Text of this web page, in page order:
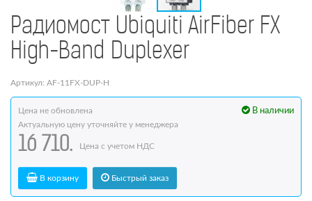
Радиомост Ubiquiti AirFiber FX
High-Band Duplexer
Артикул: AF-11FX-DUP-H
В наличии
Цена не обновлена
Актуальную цену уточняйте у менеджера
16 710. Цена с учетом НДС
В корзину Быстрый заказ